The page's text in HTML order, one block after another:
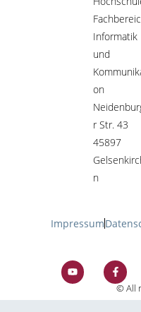
Informatik
und
on
r Str. 43
45897
n
Impressum
© All